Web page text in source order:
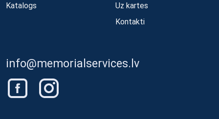
Katalogs
Uz kartes
Kontakti
info@memorialservices.lv